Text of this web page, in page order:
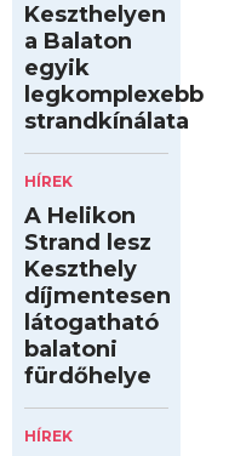
Keszthelyen
a Balaton
egyik
legkomplexebb
strandkínálata
HÍREK
A Helikon
Strand lesz
Keszthely
díjmentesen
látogatható
balatoni
fürdőhelye
HÍREK